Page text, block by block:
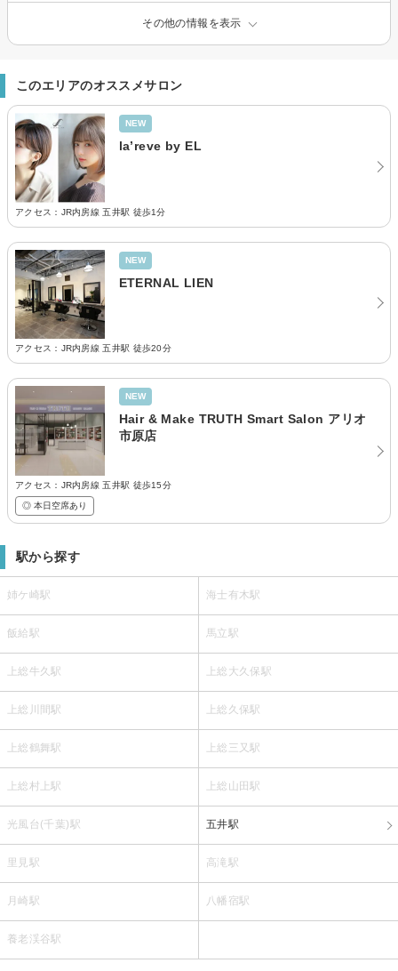
その他の情報を表示
このエリアのオススメサロン
NEW
la’reve by EL
アクセス：JR内房線 五井駅 徒歩1分
NEW
ETERNAL LIEN
アクセス：JR内房線 五井駅 徒歩20分
NEW
Hair & Make TRUTH Smart Salon アリオ
市原店
アクセス：JR内房線 五井駅 徒歩15分
◎ 本日空席あり
駅から探す
姉ケ崎駅 海士有木駅
飯給駅 馬立駅
上総牛久駅 上総大久保駅
上総川間駅 上総久保駅
上総鶴舞駅 上総三又駅
上総村上駅 上総山田駅
光風台(千葉)駅 五井駅
里見駅 高滝駅
月崎駅 八幡宿駅
養老渓谷駅